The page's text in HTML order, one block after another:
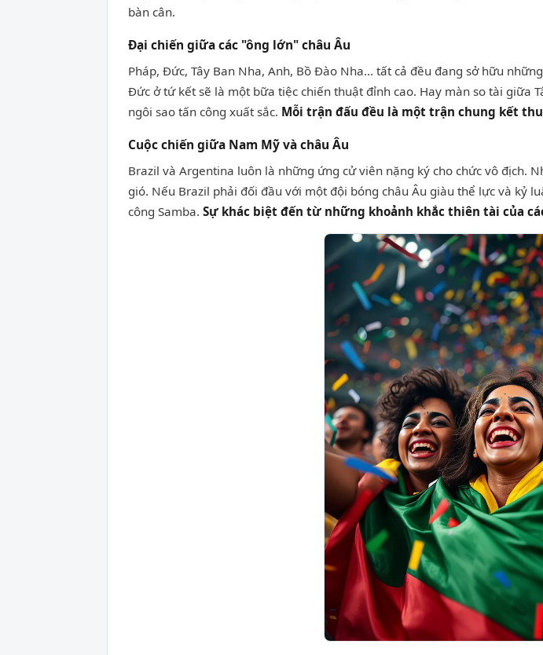
bàn cân.
Đại chiến giữa các "ông lớn" châu Âu
Pháp, Đức, Tây Ban Nha, Anh, Bồ Đào Nha... tất cả đều đang sở hữu
Đức ở tứ kết sẽ là một bữa tiệc chiến thuật đỉnh cao. Hay màn so tài giữa
ngôi sao tấn công xuất sắc. Mỗi trận đấu đều là một trận chung kết
Cuộc chiến giữa Nam Mỹ và châu Âu
Brazil và Argentina luôn là những ứng cử viên nặng ký cho chức vô địch.
gió. Nếu Brazil phải đối đầu với một đội bóng châu Âu giàu thể lực và kỷ
công Samba. Sự khác biệt đến từ những khoảnh khắc thiên tài của